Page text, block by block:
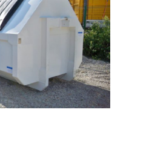
Installations
Bennes Séries
Bennes spéciales
Options Bennes
Barrières de
Bennes amovibles
Compacteurs
Broyeur de
Matériels d’occasion
ES
Déchetteries
Gillard Solutions
Gillard City
GILLARD S.A.S.
Z.A., Rue des Peupliers / BP